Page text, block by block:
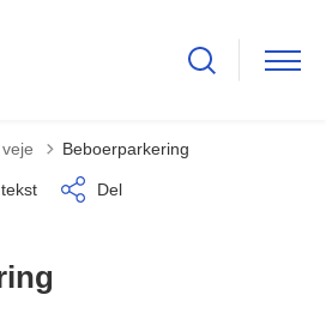
Beboerparkering
Del